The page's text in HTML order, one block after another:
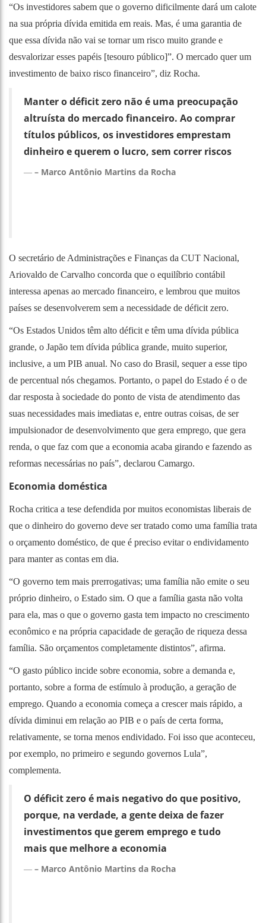
“Os investidores sabem que o governo dificilmente dará um calote
na sua própria dívida emitida em reais. Mas, é uma garantia de
que essa dívida não vai se tornar um risco muito grande e
desvalorizar esses papéis [tesouro público]”. O mercado quer um
investimento de baixo risco financeiro”, diz Rocha.
Manter o déficit zero não é uma preocupação
altruísta do mercado financeiro. Ao comprar
títulos públicos, os investidores emprestam
dinheiro e querem o lucro, sem correr riscos
– Marco Antônio Martins da Rocha
O secretário de Administrações e Finanças da CUT Nacional,
Ariovaldo de Carvalho concorda que o equilíbrio contábil
interessa apenas ao mercado financeiro, e lembrou que muitos
países se desenvolverem sem a necessidade de déficit zero.
“Os Estados Unidos têm alto déficit e têm uma dívida pública
grande, o Japão tem dívida pública grande, muito superior,
inclusive, a um PIB anual. No caso do Brasil, sequer a esse tipo
de percentual nós chegamos. Portanto, o papel do Estado é o de
dar resposta à sociedade do ponto de vista de atendimento das
suas necessidades mais imediatas e, entre outras coisas, de ser
impulsionador de desenvolvimento que gera emprego, que gera
renda, o que faz com que a economia acaba girando e fazendo as
reformas necessárias no país”, declarou Camargo.
Economia doméstica
Rocha critica a tese defendida por muitos economistas liberais de
que o dinheiro do governo deve ser tratado como uma família trata
o orçamento doméstico, de que é preciso evitar o endividamento
para manter as contas em dia.
“O governo tem mais prerrogativas; uma família não emite o seu
próprio dinheiro, o Estado sim. O que a família gasta não volta
para ela, mas o que o governo gasta tem impacto no crescimento
econômico e na própria capacidade de geração de riqueza dessa
família. São orçamentos completamente distintos”, afirma.
“O gasto público incide sobre economia, sobre a demanda e,
portanto, sobre a forma de estímulo à produção, a geração de
emprego. Quando a economia começa a crescer mais rápido, a
dívida diminui em relação ao PIB e o país de certa forma,
relativamente, se torna menos endividado. Foi isso que aconteceu,
por exemplo, no primeiro e segundo governos Lula”,
complementa.
O déficit zero é mais negativo do que positivo,
porque, na verdade, a gente deixa de fazer
investimentos que gerem emprego e tudo
mais que melhore a economia
– Marco Antônio Martins da Rocha